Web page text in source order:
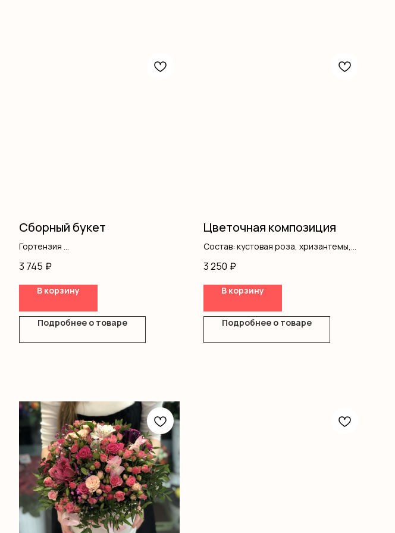
Сборный букет
Гортензия
Гипсофила
Оформление
3 745 ₽
В корзину
Подробнее о товаре
Цветочная композиция
Состав: кустовая роза, хризантемы,
3 250 ₽
В корзину
Подробнее о товаре